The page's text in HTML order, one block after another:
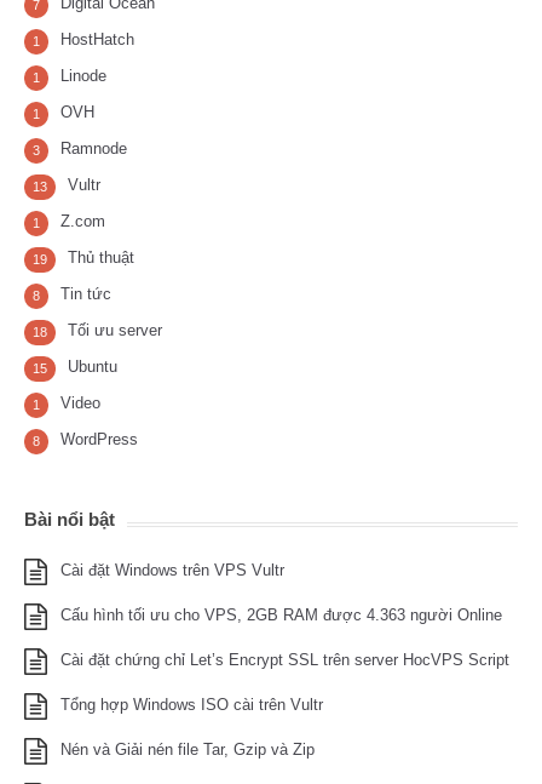
7
HostHatch
1
Linode
1
OVH
1
Ramnode
3
Vultr
13
Z.com
1
Thủ thuật
19
Tin tức
8
Tối ưu server
18
Ubuntu
15
Video
1
WordPress
8
Bài nổi bật
Cài đặt Windows trên VPS Vultr
Cấu hình tối ưu cho VPS, 2GB RAM được 4.363 người Online
Cài đặt chứng chỉ Let’s Encrypt SSL trên server HocVPS Script
Tổng hợp Windows ISO cài trên Vultr
Nén và Giải nén file Tar, Gzip và Zip